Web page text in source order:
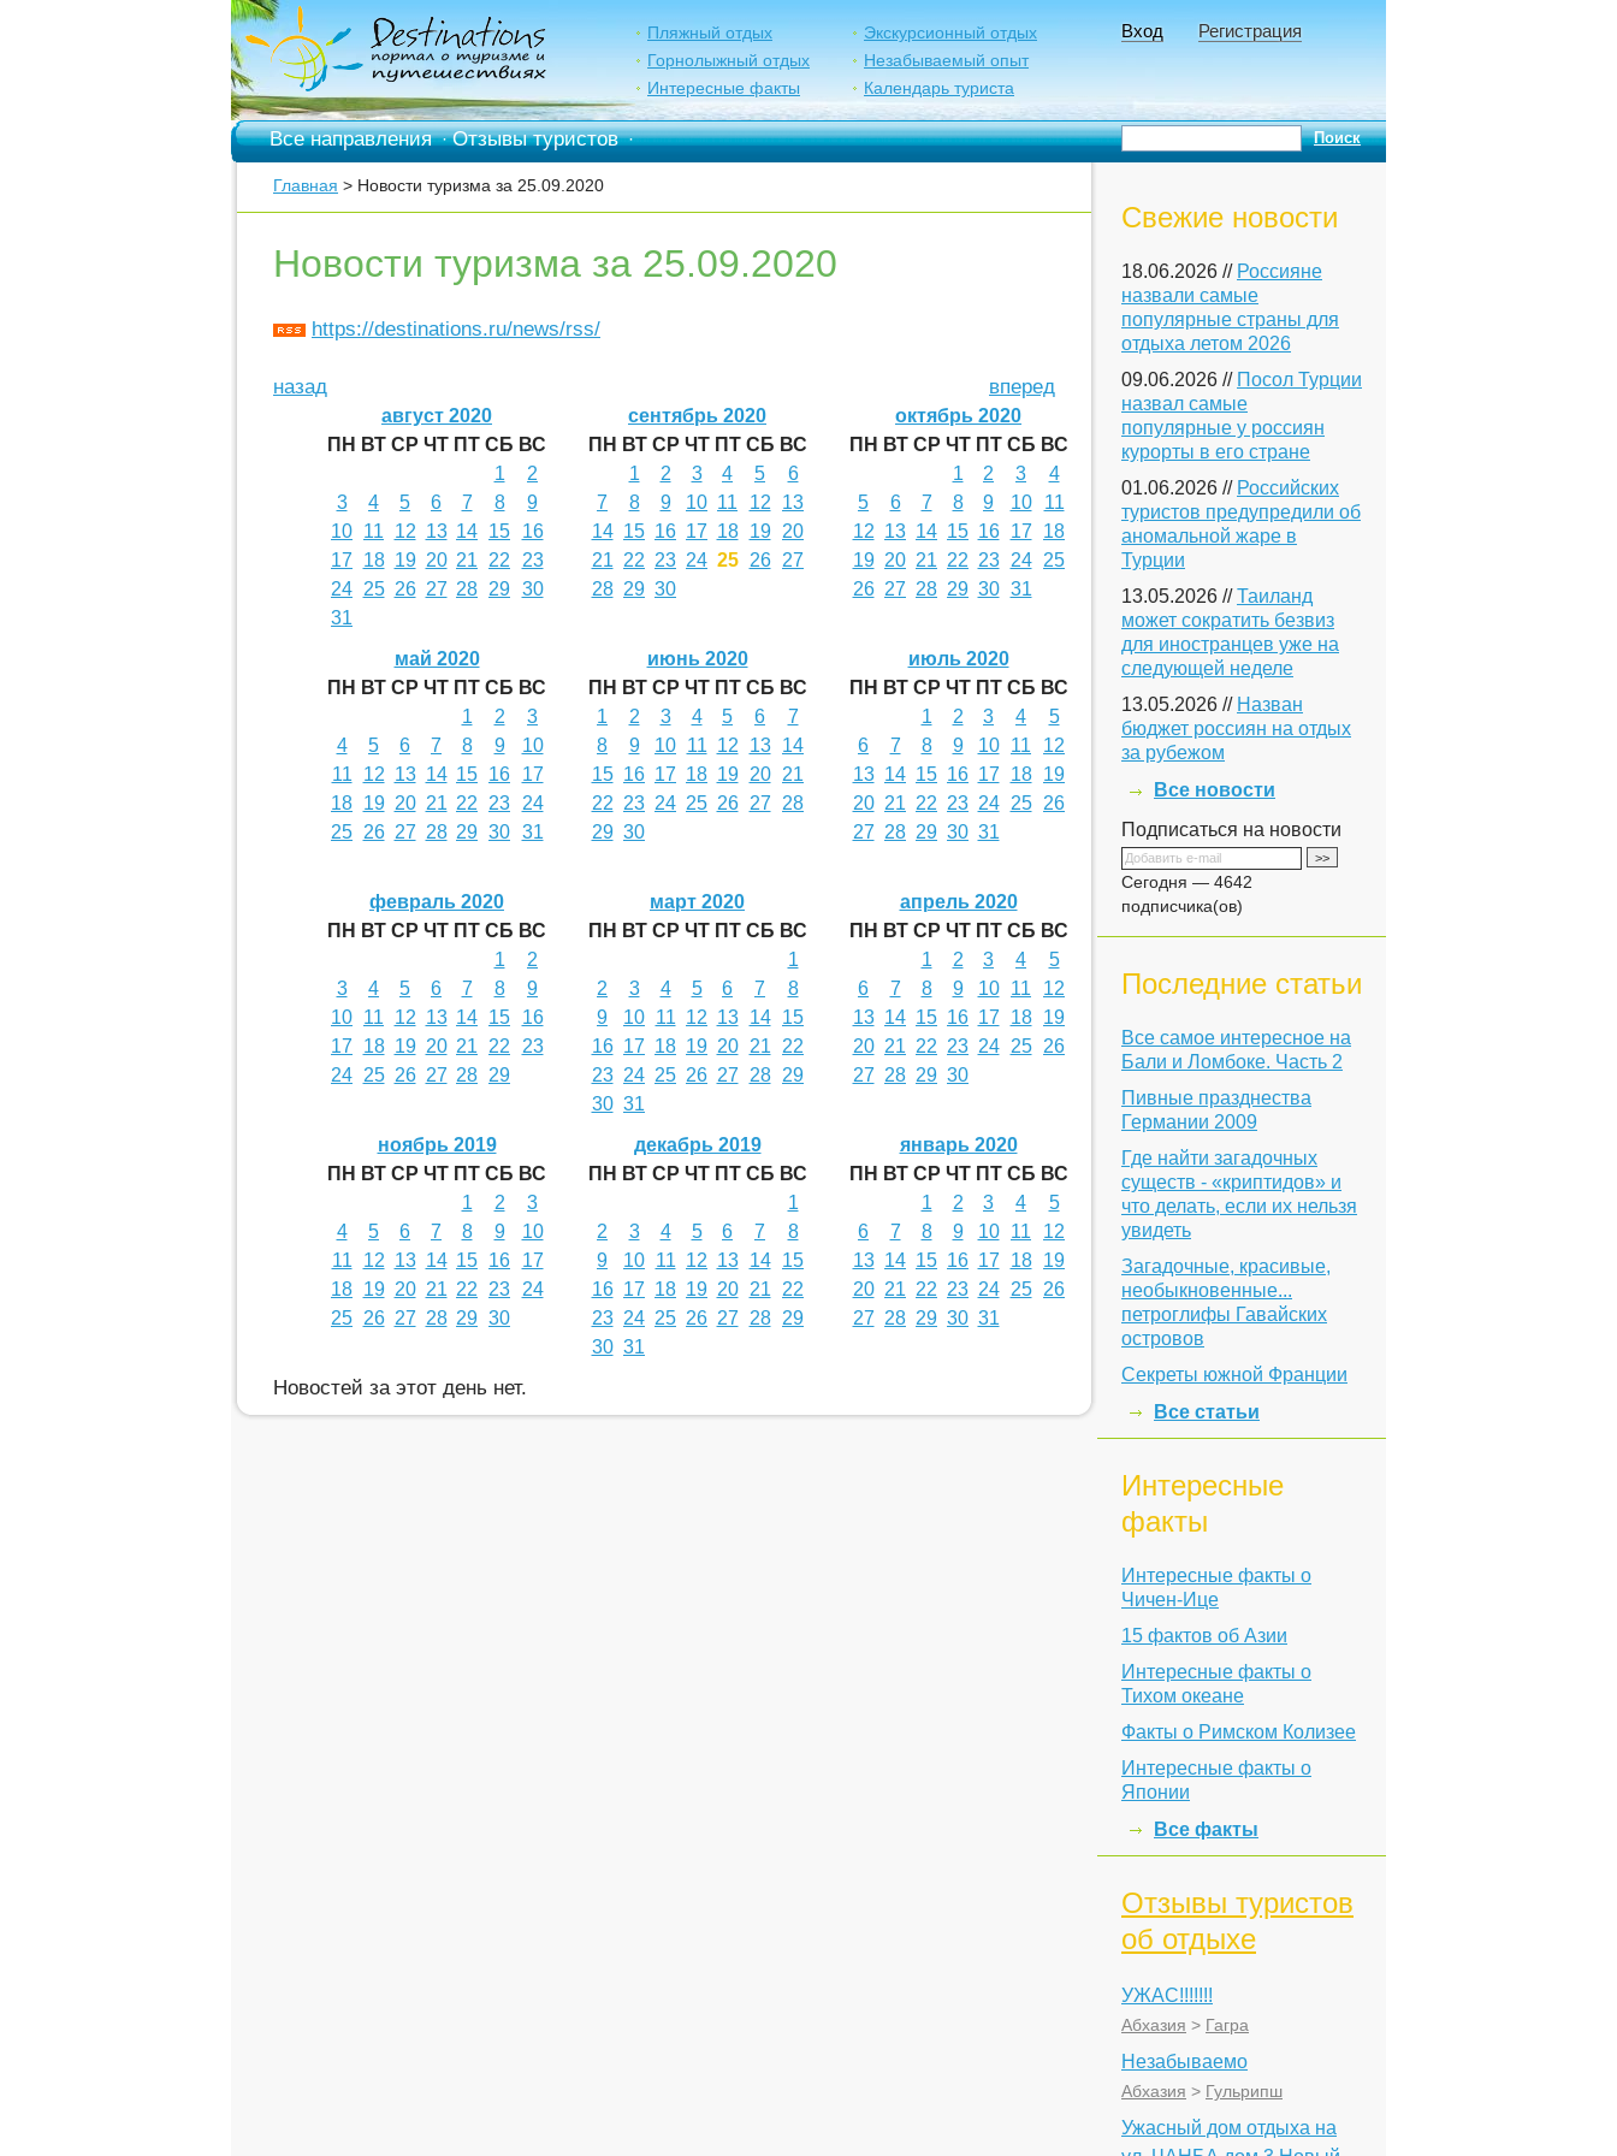
Пляжный отдых
Экскурсионный отдых
Горнолыжный отдых
Незабываемый опыт
Интересные факты
Календарь туриста
Вход Регистрация
Все направления·Отзывы туристов·
Главная > Новости туризма за 25.09.2020
Новости туризма за 25.09.2020
https://destinations.ru/news/rss/
назад вперед
август 2020
ПН ВТ СР ЧТ ПТ СБ ВС
1
2
3
4 5 6 7 8
9
10 11 12 13 14 15
16
17
18 19 20 21 22
23
24 25 26 27 28 29 30
31
сентябрь 2020
ПН ВТ СР ЧТ ПТ СБ ВС
1
2 3 4 5
6
7
8 9 10 11 12
13
14 15 16 17 18 19
20
21 22 23 24 25 26
27
28 29 30
октябрь 2020
ПН ВТ СР ЧТ ПТ СБ ВС
1
2 3
4
5
6 7 8 9 10
11
12 13 14 15 16 17
18
19 20 21 22 23 24
25
26 27 28 29 30 31
май 2020
ПН ВТ СР ЧТ ПТ СБ ВС
1
2
3
4
5 6 7 8 9
10
11
12 13 14 15 16
17
18 19 20 21 22 23
24
25 26 27 28 29 30 31
июнь 2020
ПН ВТ СР ЧТ ПТ СБ ВС
1
2 3 4 5 6
7
8
9 10 11 12 13
14
15 16 17 18 19 20
21
22 23 24 25 26 27
28
29 30
июль 2020
ПН ВТ СР ЧТ ПТ СБ ВС
1
2 3 4
5
6
7 8 9 10 11
12
13 14 15 16 17 18
19
20 21 22 23 24 25
26
27 28 29 30 31
февраль 2020
ПН ВТ СР ЧТ ПТ СБ ВС
1
2
3
4 5 6 7 8
9
10 11 12 13 14 15
16
17
18 19 20 21 22
23
24 25 26 27 28 29
март 2020
ПН ВТ СР ЧТ ПТ СБ ВС
1
2
3 4 5 6 7
8
9
10 11 12 13 14
15
16 17 18 19 20 21
22
23 24 25 26 27 28
29
30 31
апрель 2020
ПН ВТ СР ЧТ ПТ СБ ВС
1
2 3 4
5
6
7 8 9 10 11
12
13 14 15 16 17 18
19
20 21 22 23 24 25
26
27 28 29 30
ноябрь 2019
ПН ВТ СР ЧТ ПТ СБ ВС
1
2
3
4
5 6 7 8 9
10
11
12 13 14 15 16
17
18 19 20 21 22 23
24
25 26 27 28 29 30
декабрь 2019
ПН ВТ СР ЧТ ПТ СБ ВС
1
2
3 4 5 6 7
8
9
10 11 12 13 14
15
16 17 18 19 20 21
22
23 24 25 26 27 28
29
30 31
январь 2020
ПН ВТ СР ЧТ ПТ СБ ВС
1
2 3 4
5
6
7 8 9 10 11
12
13 14 15 16 17 18
19
20 21 22 23 24 25
26
27 28 29 30 31
Новостей за этот день нет.
Свежие новости
18.06.2026 // Россияне
назвали самые
популярные страны для
отдыха летом 2026
09.06.2026 // Посол Турции
назвал самые
популярные у россиян
курорты в его стране
01.06.2026 // Российских
туристов предупредили об
аномальной жаре в
Турции
13.05.2026 //Таиланд
может сократить безвиз
для иностранцев уже на
следующей неделе
13.05.2026 // Назван
бюджет россиян на отдых
за рубежом
Все новости
Подписаться на новости
Сегодня — 4642
подписчика(ов)
Последние статьи
Все самое интересное на
Бали и Ломбоке. Часть 2
Пивные празднества
Германии 2009
Где найти загадочных
существ - «криптидов» и
что делать, если их нельзя
увидеть
Загадочные, красивые,
необыкновенные...
петроглифы Гавайских
островов
Секреты южной Франции
Все статьи
Интересные
факты
Интересные факты о
Чичен-Ице
15 фактов об Азии
Интересные факты о
Тихом океане
Факты о Римском Колизее
Интересные факты о
Японии
Все факты
Отзывы туристов
об отдыхе
УЖАС!!!!!!!
Абхазия > Гагра
Незабываемо
Абхазия > Гульрипш
Ужасный дом отдыха на